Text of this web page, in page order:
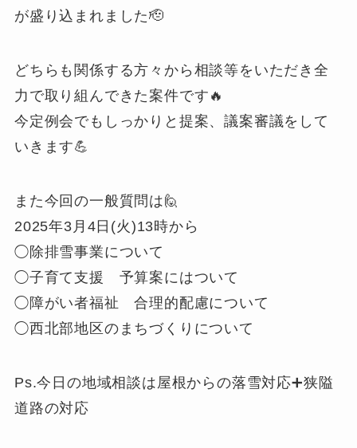
が盛り込まれました🫡
どちらも関係する方々から相談等をいただき全
力で取り組んできた案件です🔥
今定例会でもしっかりと提案、議案審議をして
いきます💪
また今回の一般質問は🙋
2025年3月4日(火)13時から
◯除排雪事業について
◯子育て支援 予算案にはついて
◯障がい者福祉 合理的配慮について
◯西北部地区のまちづくりについて
Ps.今日の地域相談は屋根からの落雪対応➕狭隘
道路の対応